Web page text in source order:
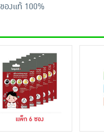
ของแท้ 100%